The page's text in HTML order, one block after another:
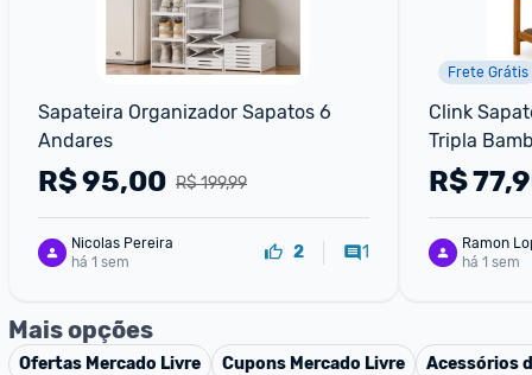
Sapateira Organizador Sapatos 6
Andares
R$ 199,99
R$95,00
Nicolas Pereira
há 1 sem
2 1
Frete Grátis
Clink
Tripla
Cor:Marfim
R$
Ramon
há 1 sem
Mais opções
Ofertas Mercado Livre Cupons Mercado Livre Acessórios